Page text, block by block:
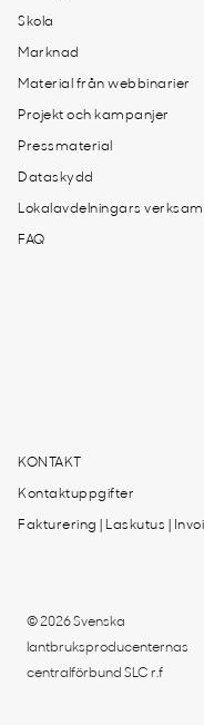
Skola
Marknad
Material från webbinarier
Projekt och kampanjer
Pressmaterial
Dataskydd
Lokalavdelningars
FAQ
KONTAKT
Kontaktuppgifter
Fakturering | Laskutus |
© 2026 Svenska
lantbruksproducenternas
centralförbund SLC r.f